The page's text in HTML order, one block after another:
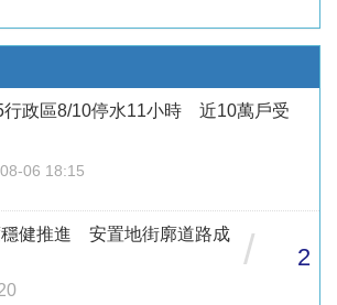
行政區8/10停水11小時 近10萬戶受
06 18:15
穩健推進 安置地街廓道路成
/ 2